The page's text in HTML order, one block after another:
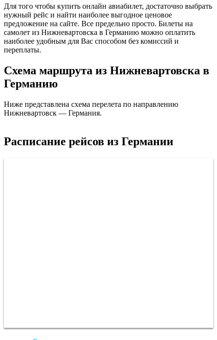
Для того чтобы купить онлайн авиабилет, достаточно выбрать
нужный рейс и найти наиболее выгодное ценовое
предложение на сайте. Все предельно просто. Билеты на
самолет из Нижневартовска в Германию можно оплатить
наиболее удобным для Вас способом без комиссий и
переплаты.
Схема маршрута из Нижневартовска в
Германию
Ниже представлена схема перелета по направлению
Нижневартовск — Германия.Нижневартовск
Расписание рейсов из Германии